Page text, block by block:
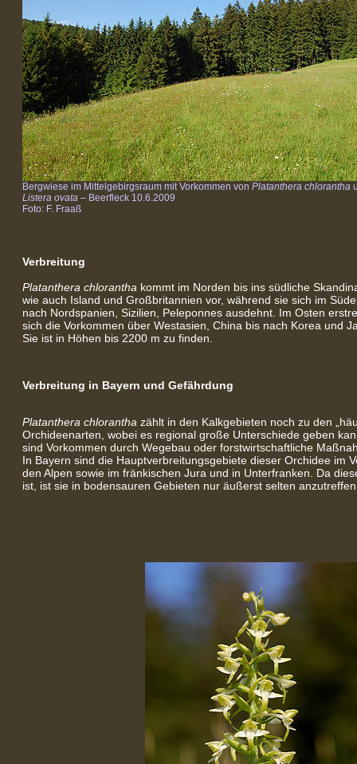
Bergwiese im Mittelgebirgsraum mit Vorkommen von Platanthera chlorantha
Listera ovata– Beerfleck 10.6.2009
Foto: F. Fraaß
Verbreitung
Platanthera chlorantha kommt im Norden bis ins südliche
wie auch Island und Großbritannien vor, während sie sich im
nach Nordspanien, Sizilien, Peleponnes ausdehnt. Im Osten
sich die Vorkommen über Westasien, China bis nach Korea und
Sie ist in Höhen bis 2200 m zu finden.
Verbreitung in Bayern und Gefährdung
Platanthera chlorantha zählt in den Kalkgebieten noch zu den
Orchideenarten, wobei es regional große Unterschiede geben
sind Vorkommen durch Wegebau oder forstwirtschaftliche
In Bayern sind die Hauptverbreitungsgebiete dieser Orchidee im
den Alpen sowie im fränkischen Jura und in Unterfranken. Da
ist, ist sie in bodensauren Gebieten nur äußerst selten